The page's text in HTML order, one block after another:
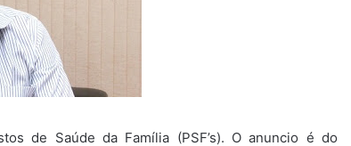
de Saúde da Família (PSF’s). O anuncio é do